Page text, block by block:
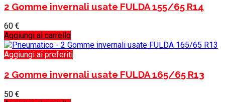
2 Gomme invernali usate FULDA 155/65 R14
60 €
Aggiungi al carrello
Aggiungi ai preferiti
2 Gomme invernali usate FULDA 165/65 R13
50 €